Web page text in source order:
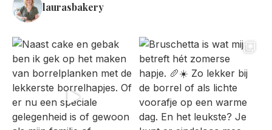
laurasbakery